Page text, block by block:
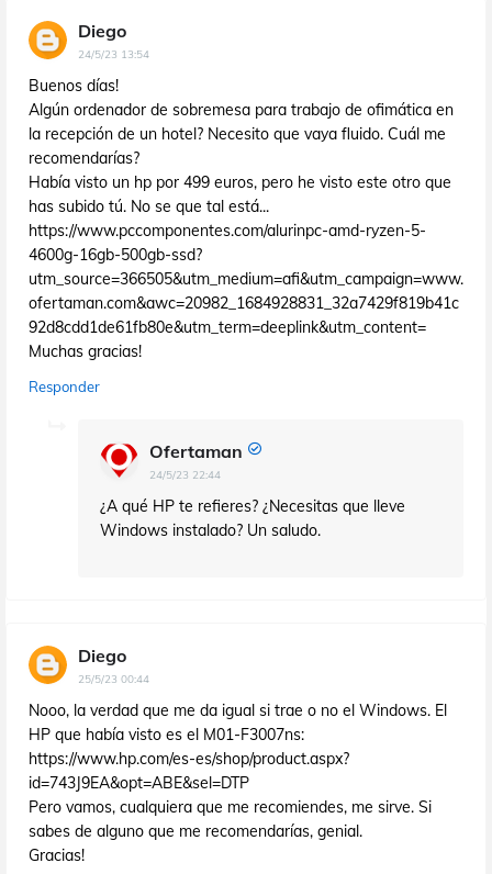
Diego
24/5/23 13:54
Buenos días!
Algún ordenador de sobremesa para trabajo de ofimática en
la recepción de un hotel? Necesito que vaya fluido. Cuál me
recomendarías?
Había visto un hp por 499 euros, pero he visto este otro que
has subido tú. No se que tal está...
https://www.pccomponentes.com/alurinpc-amd-ryzen-5-
4600g-16gb-500gb-ssd?
utm_source=366505&utm_medium=afi&utm_campaign=www.
ofertaman.com&awc=20982_1684928831_32a7429f819b41c
92d8cdd1de61fb80e&utm_term=deeplink&utm_content=
Muchas gracias!
Responder
Ofertaman
24/5/23 22:44
¿A qué HP te refieres? ¿Necesitas que lleve
Windows instalado? Un saludo.
Diego
25/5/23 00:44
Nooo, la verdad que me da igual si trae o no el Windows. El
HP que había visto es el M01-F3007ns:
https://www.hp.com/es-es/shop/product.aspx?
id=743J9EA&opt=ABE&sel=DTP
Pero vamos, cualquiera que me recomiendes, me sirve. Si
sabes de alguno que me recomendarías, genial.
Gracias!